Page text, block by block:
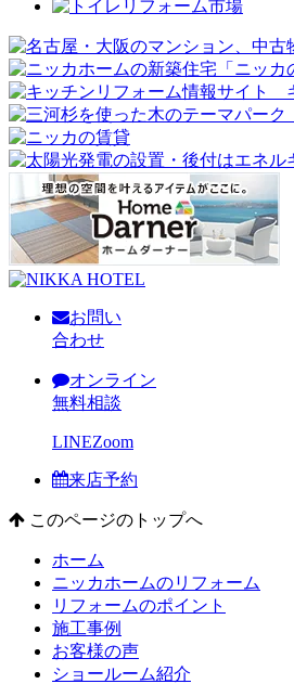
お問い
合わせ
オンライン
無料相談
LINEZoom
来店予約
このページのトップへ
ホーム
ニッカホームのリフォーム
リフォームのポイント
施工事例
お客様の声
ショールーム紹介